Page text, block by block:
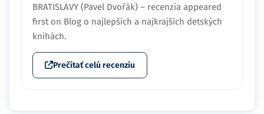
BRATISLAVY (Pavel Dvořák) – recenzia appeared
first on Blog o najlepších a najkrajších detských
knihách.
Prečítať celú recenziu